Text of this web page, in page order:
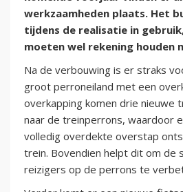
werkzaamheden plaats. Het
tijdens de realisatie in
moeten wel rekening houden
Na de verbouwing is er straks
groot perroneiland met een
overkapping komen drie nieuwe
naar de treinperrons, waardoor
volledig overdekte overstap
trein. Bovendien helpt dit om de
reizigers op de perrons te